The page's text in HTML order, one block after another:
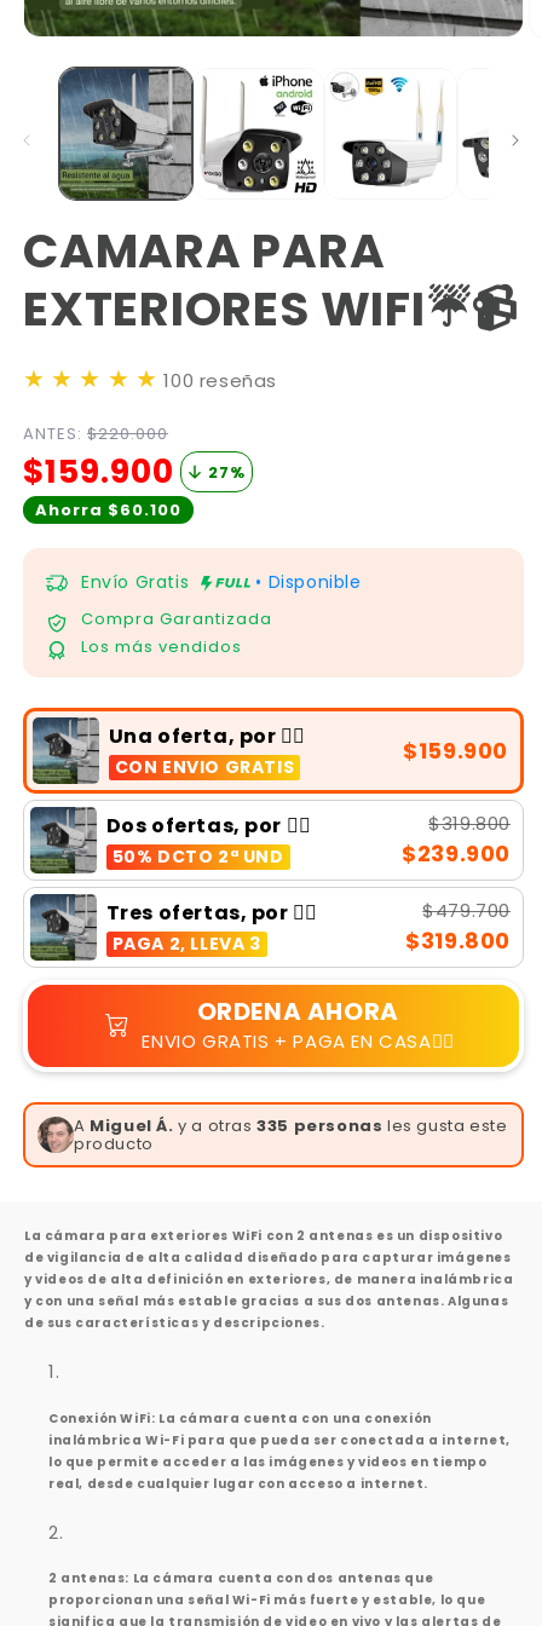
CAMARA PARA
EXTERIORES WIFI☔📹
★ ★ ★ ★ ★ 100 reseñas
ANTES: $220.000
$159.900 27%
Ahorra $60.100
Envío Gratis • Disponible
Compra Garantizada
Los más vendidos
Una oferta, por 👉🏻
CON ENVIO GRATIS
$159.900
Dos ofertas, por 👉🏻
50% DCTO 2ª UND
$319.800
$239.900
Tres ofertas, por 👉🏻
PAGA 2, LLEVA 3
$479.700
$319.800
ORDENA AHORA
ENVIO GRATIS + PAGA EN CASA👆🏻
A Miguel Á. y a otras335 personas les gusta este
producto
La cámara para exteriores WiFi con 2 antenas es un dispositivo
de vigilancia de alta calidad diseñado para capturar imágenes
y videos de alta definición en exteriores, de manera inalámbrica
y con una señal más estable gracias a sus dos antenas. Algunas
de sus características y descripciones.
Conexión WiFi: La cámara cuenta con una conexión
inalámbrica Wi-Fi para que pueda ser conectada a internet,
lo que permite acceder a las imágenes y videos en tiempo
real, desde cualquier lugar con acceso a internet.
2 antenas: La cámara cuenta con dos antenas que
proporcionan una señal Wi-Fi más fuerte y estable, lo que
significa que la transmisión de video en vivo y las alertas de